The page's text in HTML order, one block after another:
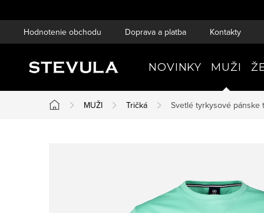
na
Hodnotenie obchodu Doprava a platba Kontakty
NOVINKY MUŽI
Domov
MUŽI Tričká Svetlé tyrkysové pánske